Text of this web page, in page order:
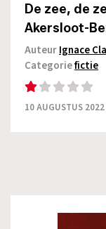
De zee, de
Akersloot-
AuteurIgnace
Categoriefictie
10 AUGUSTUS 2022